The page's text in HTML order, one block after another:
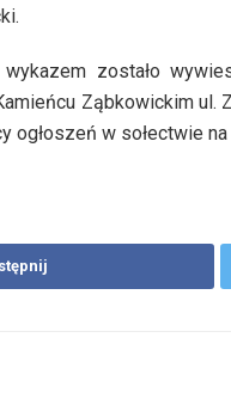
zostało
Ząbkowickim ul.
ogłoszeń w sołectwie